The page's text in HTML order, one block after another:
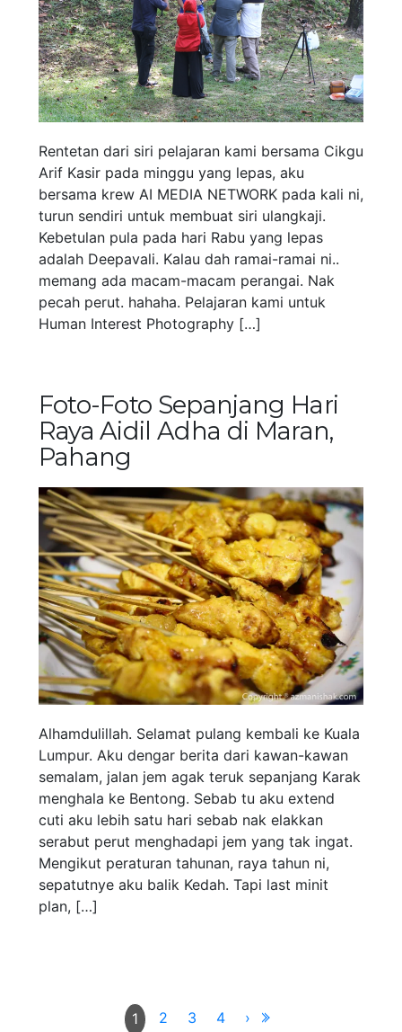
Rentetan dari siri pelajaran kami bersama Cikgu
Arif Kasir pada minggu yang lepas, aku
bersama krew AI MEDIA NETWORK pada kali ni,
turun sendiri untuk membuat siri ulangkaji.
Kebetulan pula pada hari Rabu yang lepas
adalah Deepavali. Kalau dah ramai-ramai ni..
memang ada macam-macam perangai. Nak
pecah perut. hahaha. Pelajaran kami untuk
Human Interest Photography […]
Foto-Foto Sepanjang Hari
Raya Aidil Adha di Maran,
Pahang
Alhamdulillah. Selamat pulang kembali ke Kuala
Lumpur. Aku dengar berita dari kawan-kawan
semalam, jalan jem agak teruk sepanjang Karak
menghala ke Bentong. Sebab tu aku extend
cuti aku lebih satu hari sebab nak elakkan
serabut perut menghadapi jem yang tak ingat.
Mengikut peraturan tahunan, raya tahun ni,
sepatutnye aku balik Kedah. Tapi last minit
plan, […]
1 2 3 4 ›